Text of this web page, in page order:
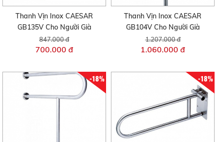
Thanh Vịn Inox CAESAR
GB135V Cho Người Già
847.000 đ
700.000 đ
Thanh Vịn Inox CAESAR
GB104V Cho Người Già
1.207.000 đ
1.060.000 đ
-18% -18%